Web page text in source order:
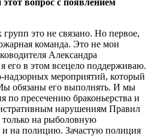
вопрос с появлением
это не связано. Но первое,
команда. Это не мои
Александра
его в этом всецело поддерживаю.
надзорных мероприятий, который
обязаны его выполнять. И мы
по пресечению браконьерства и
нарушениям Правил
на рыболовную
на полицию. Зачастую полиция